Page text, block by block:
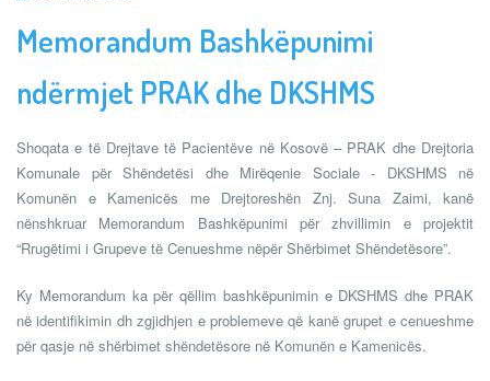
Memorandum Bashkëpunimi
ndërmjet PRAK dhe DKSHMS
Shoqata e të Drejtave të Pacientëve në Kosovë – PRAK dhe Drejtoria
Komunale për Shëndetësi dhe Mirëqenie Sociale - DKSHMS në
Komunën e Kamenicës me Drejtoreshën Znj. Suna Zaimi, kanë
nënshkruar Memorandum Bashkëpunimi për zhvillimin e projektit
“Rrugëtimi i Grupeve të Cenueshme nëpër Shërbimet Shëndetësore”.
Ky Memorandum ka për qëllim bashkëpunimin e DKSHMS dhe PRAK
në identifikimin dh zgjidhjen e problemeve që kanë grupet e cenueshme
për qasje në shërbimet shëndetësore në Komunën e Kamenicës.